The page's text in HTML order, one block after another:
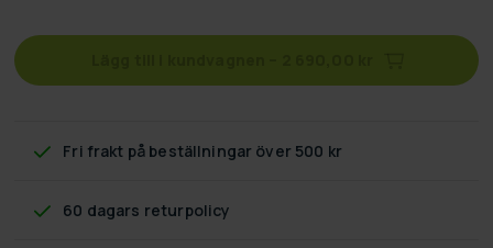
Fri frakt på beställningar över 500 kr
60 dagars returpolicy